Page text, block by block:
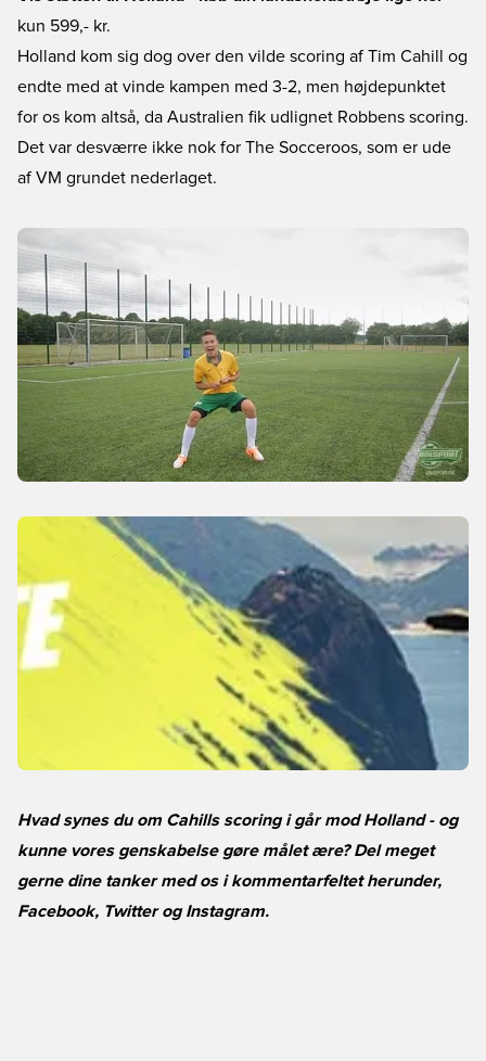
kun 599,- kr.
Holland kom sig dog over den vilde scoring af Tim Cahill og
endte med at vinde kampen med 3-2, men højdepunktet
for os kom altså, da Australien fik udlignet Robbens scoring.
Det var desværre ikke nok for The Socceroos, som er ude
af VM grundet nederlaget.
Hvad synes du om Cahills scoring i går mod Holland - og
kunne vores genskabelse gøre målet ære? Del meget
gerne dine tanker med os i kommentarfeltet herunder,
Facebook, TwitterogInstagram.